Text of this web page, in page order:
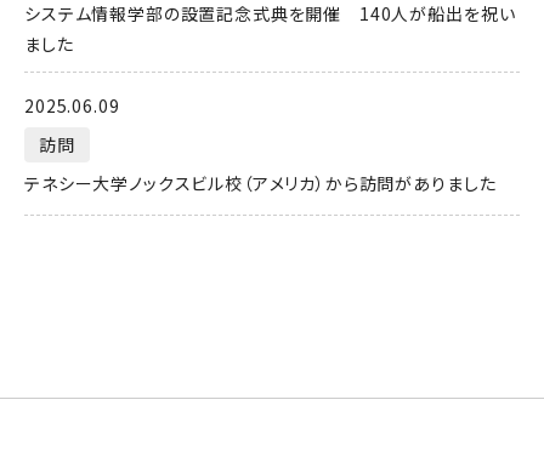
システム情報学部の設置記念式典を開催 140人が船出を祝い
ました
2025.06.09
訪問
テネシー大学ノックスビル校（アメリカ）から訪問がありました